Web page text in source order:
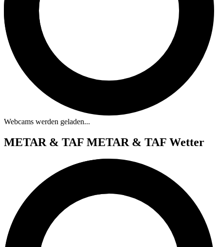
Webcams werden geladen...
METAR & TAF METAR & TAF Wetter